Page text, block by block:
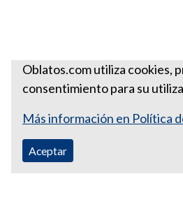
Oblatos.com utiliza cookies,
consentimiento para su
Más información en Política
Aceptar